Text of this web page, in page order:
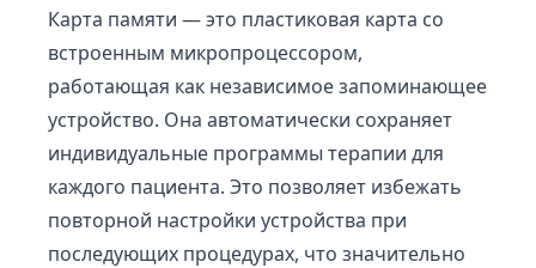
Карта памяти — это пластиковая карта со
встроенным микропроцессором,
работающая как независимое запоминающее
устройство. Она автоматически сохраняет
индивидуальные программы терапии для
каждого пациента. Это позволяет избежать
повторной настройки устройства при
последующих процедурах, что значительно